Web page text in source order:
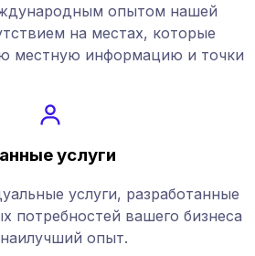
опытом нашей
на местах, которые
местную информацию и точки
услуги
услуги, разработанные
потребностей вашего бизнеса
опыт.